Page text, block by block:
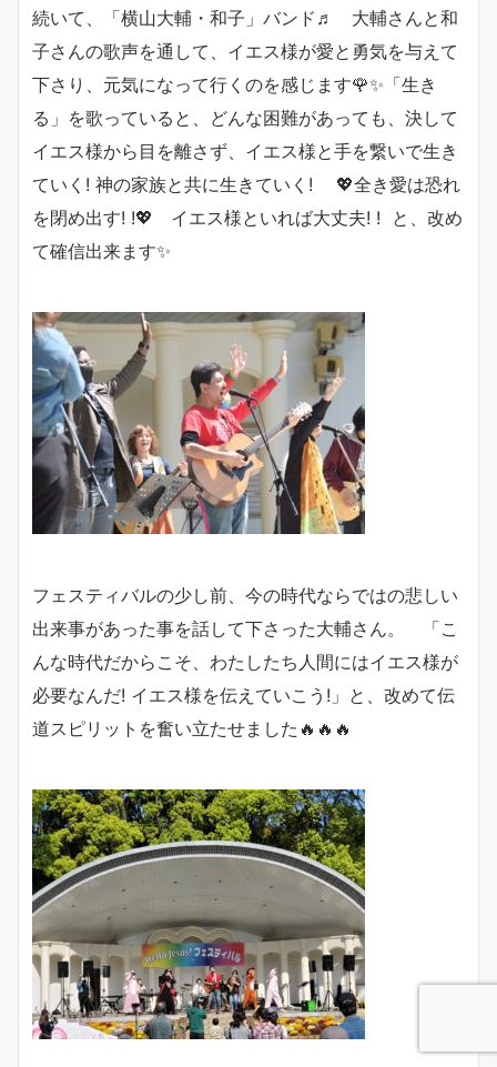
続いて、「横山大輔・和子」バンド♬ 大輔さんと和
子さんの歌声を通して、イエス様が愛と勇気を与えて
下さり、元気になって行くのを感じます🌹✨「生き
る」を歌っていると、どんな困難があっても、決して
イエス様から目を離さず、イエス様と手を繋いで生き
ていく! 神の家族と共に生きていく! 💖全き愛は恐れ
を閉め出す! !💖 イエス様といれば大丈夫! ! と、改め
て確信出来ます✨
フェスティバルの少し前、今の時代ならではの悲しい
出来事があった事を話して下さった大輔さん。 「こ
んな時代だからこそ、わたしたち人間にはイエス様が
必要なんだ! イエス様を伝えていこう!」と、改めて伝
道スピリットを奮い立たせました🔥🔥🔥